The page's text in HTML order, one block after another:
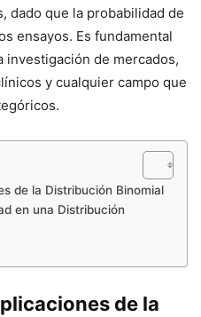
dado que la probabilidad de
ensayos. Es fundamental
investigación de mercados,
y cualquier campo que
de la Distribución Binomial
en una Distribución
de la